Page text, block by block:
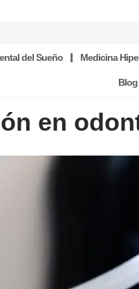
del Sueño Medicina
Blog
en